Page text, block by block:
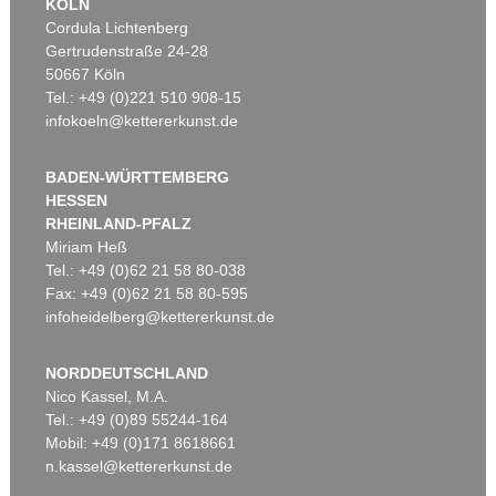
KÖLN
Cordula Lichtenberg
Gertrudenstraße 24-28
50667 Köln
Tel.: +49 (0)221 510 908-15
infokoeln@kettererkunst.de
BADEN-WÜRTTEMBERG
HESSEN
RHEINLAND-PFALZ
Miriam Heß
Tel.: +49 (0)62 21 58 80-038
Fax: +49 (0)62 21 58 80-595
infoheidelberg@kettererkunst.de
NORDDEUTSCHLAND
Nico Kassel, M.A.
Tel.: +49 (0)89 55244-164
Mobil: +49 (0)171 8618661
n.kassel@kettererkunst.de